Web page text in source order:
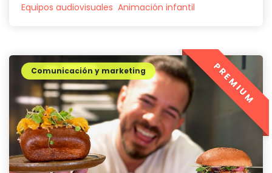
Equipos audiovisuales Animación infantil
Comunicación y marketing PREMIUM